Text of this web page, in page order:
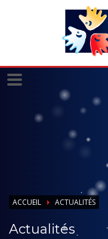
ACCUEIL ACTUALITÉS
Actualités
Panneau de gestion des